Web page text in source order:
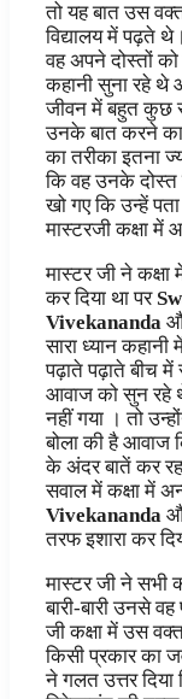
तो यह बात उस
विद्यालय में पढ़ते
वह अपने दोस्तों को
कहानी सुना रहे थे
जीवन में बहुत कुछ
उनके बात करने
का तरीका इतना
कि वह उनके दोस्त
खो गए कि उन्हें
मास्टरजी कक्षा में
मास्टर जी ने
कर दिया था पर
Vivekananda
सारा ध्यान कहानी
पढ़ाते पढ़ाते बीच में
आवाज को सुन रहे
नहीं गया । तो
बोला की है आवाज
के अंदर बातें कर
सवाल में कक्षा में
Vivekananda
तरफ इशारा कर
मास्टर जी ने सभी
बारी-बारी उनसे
जी कक्षा में उस
किसी प्रकार का
ने गलत उत्तर दिया